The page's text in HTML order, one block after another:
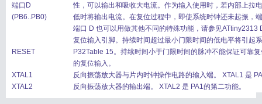
端口D
(PB6..PB0)
性，可以输出和吸收大电流。作为输入使用时，若内部上拉
低时将输出电流。在复位过程中，即使系统时钟还未起振，
端口 D 也可以用做其他不同的特殊功能，请参见ATtiny2313
RESET
复位输入引脚。持续时间超过最小门限时间的低电平将引起
P32Table 15。持续时间小于门限时间的脉冲不能保证可靠
的复位输入。
XTAL1
反向振荡放大器与片内时钟操作电路的输入端。 XTAL1 是
XTAL2
反向振荡放大器的输出端。 XTAL2 是 PA1的第二功能。